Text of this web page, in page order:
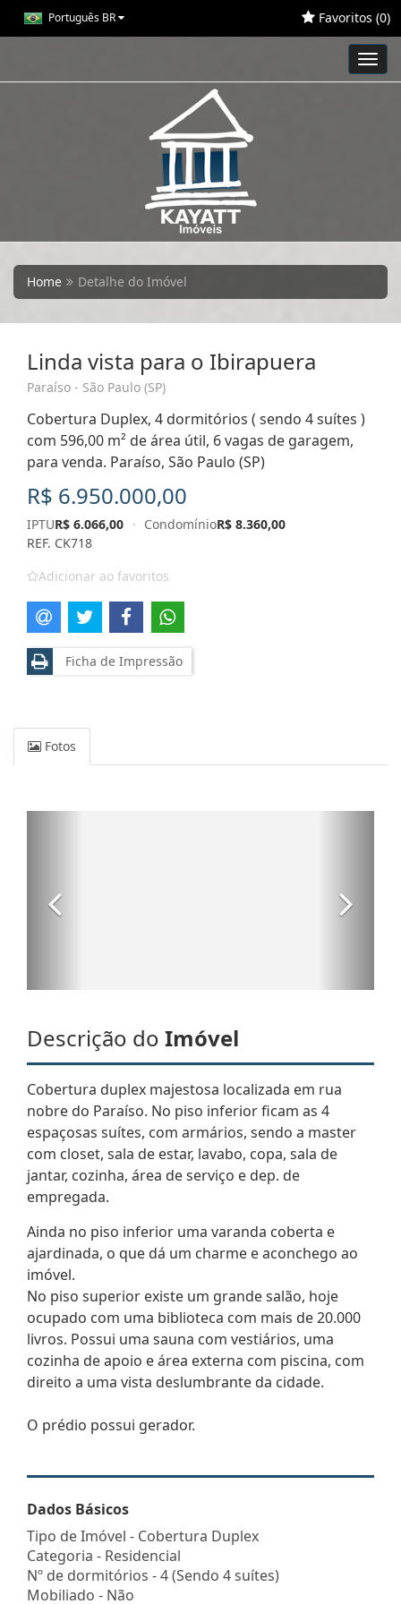
Português BR Favoritos (0)
Home Detalhe do Imóvel
Linda vista para o Ibirapuera
Paraíso - São Paulo (SP)
Cobertura Duplex, 4 dormitórios ( sendo 4 suítes )
com 596,00 m² de área útil, 6 vagas de garagem,
para venda. Paraíso, São Paulo (SP)
R$ 6.950.000,00
IPTUR$ 6.066,00 · CondomínioR$ 8.360,00
REF. CK718
Adicionar ao favoritos
Ficha de Impressão
Fotos
Descrição do Imóvel
Cobertura duplex majestosa localizada em rua
nobre do Paraíso. No piso inferior ficam as 4
espaçosas suítes, com armários, sendo a master
com closet, sala de estar, lavabo, copa, sala de
jantar, cozinha, área de serviço e dep. de
empregada.
Ainda no piso inferior uma varanda coberta e
ajardinada, o que dá um charme e aconchego ao
imóvel.
No piso superior existe um grande salão, hoje
ocupado com uma biblioteca com mais de 20.000
livros. Possui uma sauna com vestiários, uma
cozinha de apoio e área externa com piscina, com
direito a uma vista deslumbrante da cidade.
O prédio possui gerador.
Dados Básicos
Tipo de Imóvel - Cobertura Duplex
Categoria - Residencial
Nº de dormitórios - 4 (Sendo 4 suítes)
Mobiliado - Não